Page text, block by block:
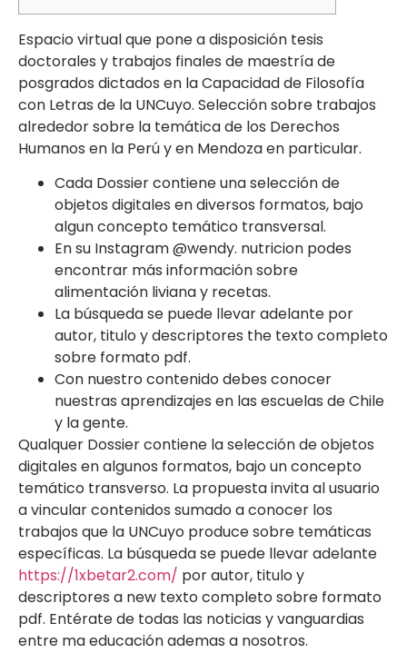
Espacio virtual que pone a disposición tesis
doctorales y trabajos finales de maestría de
posgrados dictados en la Capacidad de Filosofía
con Letras de la UNCuyo. Selección sobre trabajos
alrededor sobre la temática de los Derechos
Humanos en la Perú y en Mendoza en particular.
Cada Dossier contiene una selección de
objetos digitales en diversos formatos, bajo
algun concepto temático transversal.
En su Instagram @wendy. nutricion podes
encontrar más información sobre
alimentación liviana y recetas.
La búsqueda se puede llevar adelante por
autor, titulo y descriptores the texto completo
sobre formato pdf.
Con nuestro contenido debes conocer
nuestras aprendizajes en las escuelas de Chile
y la gente.
Qualquer Dossier contiene la selección de objetos
digitales en algunos formatos, bajo un concepto
temático transverso. La propuesta invita al usuario
a vincular contenidos sumado a conocer los
trabajos que la UNCuyo produce sobre temáticas
específicas. La búsqueda se puede llevar adelante
https://1xbetar2.com/ por autor, titulo y
descriptores a new texto completo sobre formato
pdf. Entérate de todas las noticias y vanguardias
entre ma educación ademas a nosotros.